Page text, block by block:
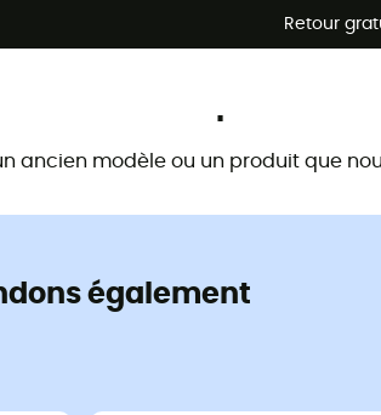
Retour
Promos d'été 🔥 -5 %
ancien modèle ou un produit que
également